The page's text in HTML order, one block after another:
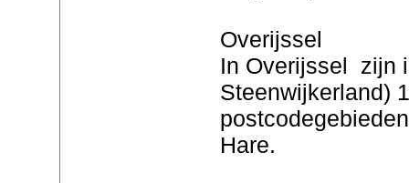
Overijssel
In Overijssel zijn
Steenwijkerland)
Hare.